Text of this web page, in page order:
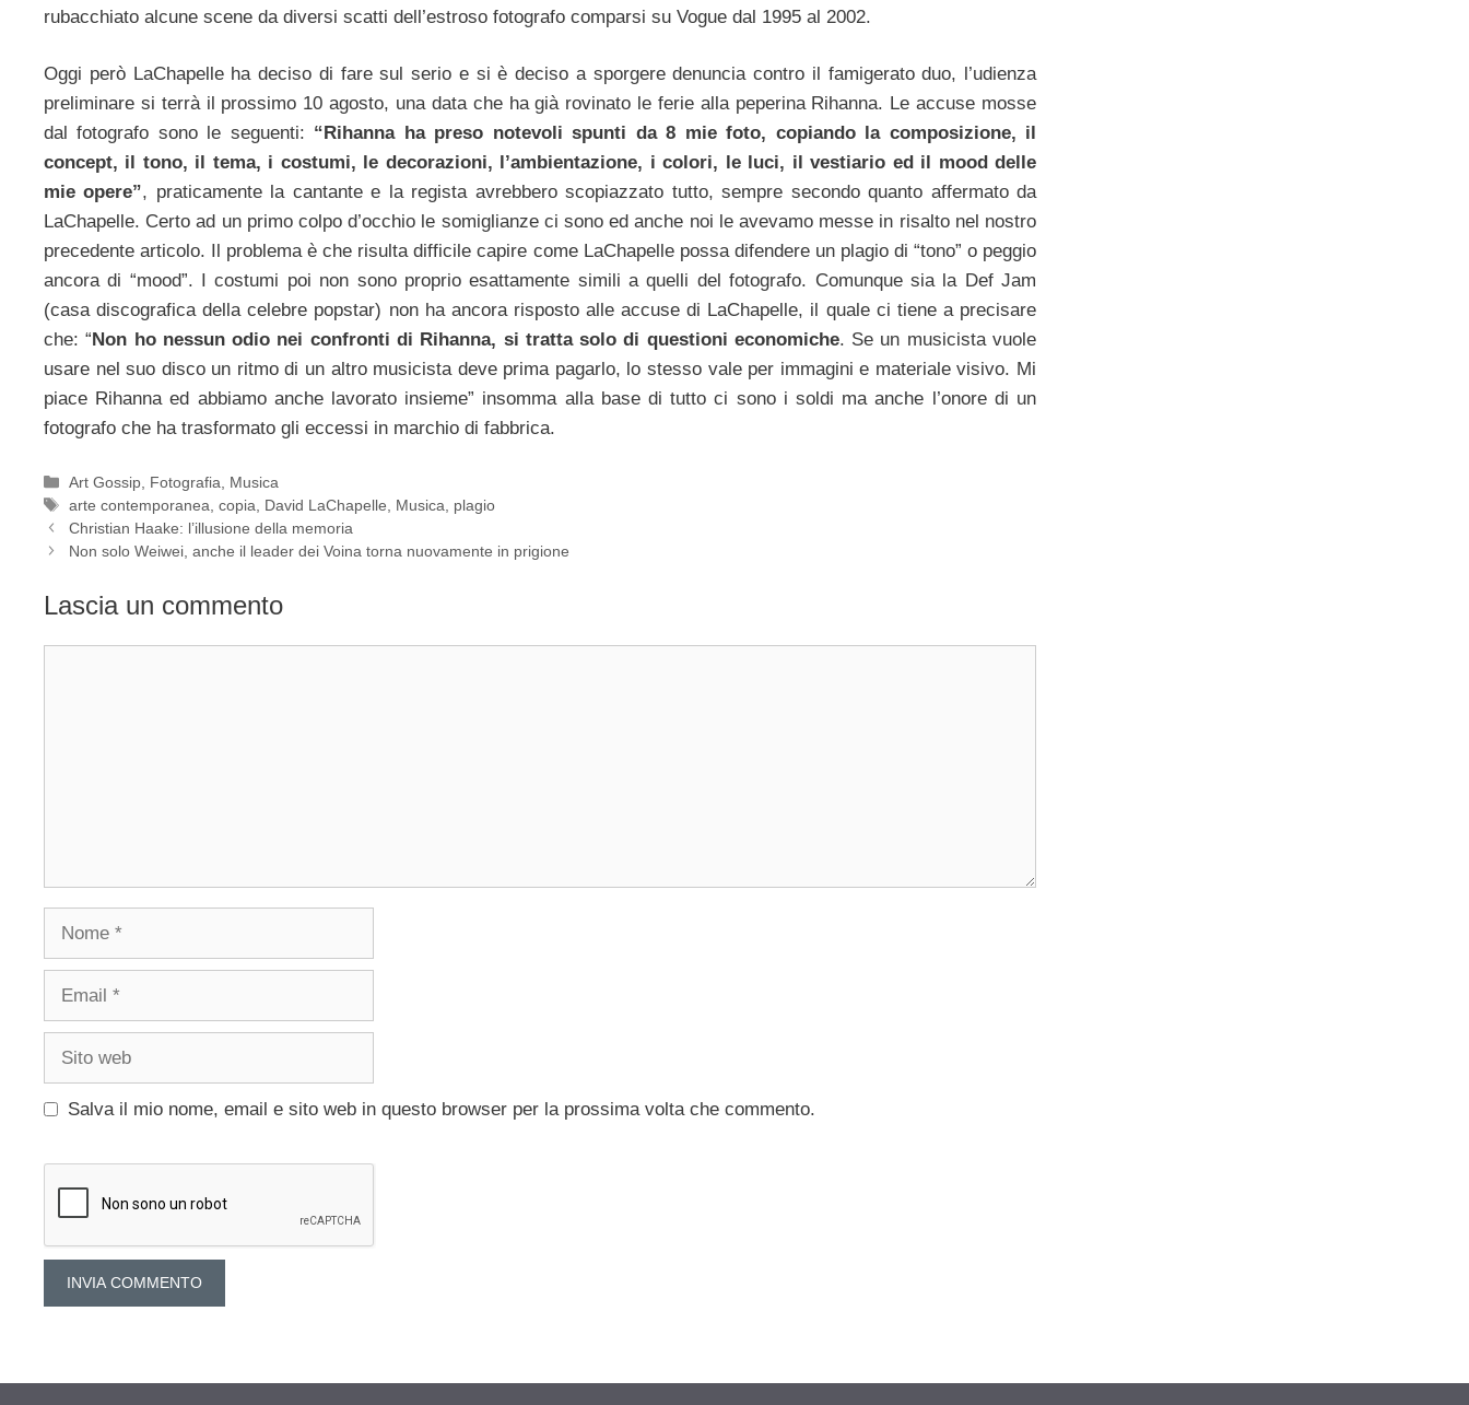
rubacchiato alcune scene da diversi scatti dell’estroso fotografo comparsi su Vogue dal 1995 al 2002.
Oggi però LaChapelle ha deciso di fare sul serio e si è deciso a sporgere denuncia contro il famigerato duo, l’udienza
preliminare si terrà il prossimo 10 agosto, una data che ha già rovinato le ferie alla peperina Rihanna. Le accuse mosse
dal fotografo sono le seguenti: “Rihanna ha preso notevoli spunti da 8 mie foto, copiando la composizione, il
concept, il tono, il tema, i costumi, le decorazioni, l’ambientazione, i colori, le luci, il vestiario ed il mood delle
mie opere”, praticamente la cantante e la regista avrebbero scopiazzato tutto, sempre secondo quanto affermato da
LaChapelle. Certo ad un primo colpo d’occhio le somiglianze ci sono ed anche noi le avevamo messe in risalto nel nostro
precedente articolo.
Il problema è che risulta difficile capire come LaChapelle possa difendere un plagio di “tono” o peggio
ancora di “mood”. I costumi poi non sono proprio esattamente simili a quelli del fotografo. Comunque sia la Def Jam
(casa discografica della celebre popstar) non ha ancora risposto alle accuse di LaChapelle, il quale ci tiene a precisare
che: “ Non ho nessun odio nei confronti di Rihanna, si tratta solo di questioni economiche. Se un musicista vuole
usare nel suo disco un ritmo di un altro musicista deve prima pagarlo, lo stesso vale per immagini e materiale visivo. Mi
piace Rihanna ed abbiamo anche lavorato insieme” insomma alla base di tutto ci sono i soldi ma anche l’onore di un
fotografo che ha trasformato gli eccessi in marchio di fabbrica.
Categorie
Art Gossip Fotografia
Musica
Tag
arte contemporanea ,copia David LaChapelle Musica
plagio
Christian Haake: l’illusione della memoria
Non solo Weiwei, anche il leader dei Voina torna nuovamente in prigione
Lascia un commento
Nome
Email
Sito
Salva il mio nome, email e sito web in questo browser per la prossima volta che commento.